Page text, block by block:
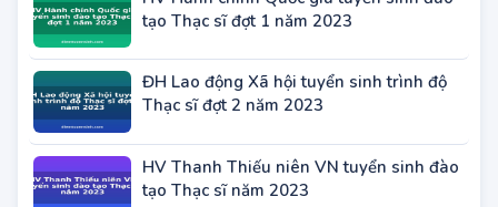
tạo Thạc sĩ đợt 1 năm 2023
ĐH Lao động Xã hội tuyển sinh trình độ
Thạc sĩ đợt 2 năm 2023
HV Thanh Thiếu niên VN tuyển sinh đào
tạo Thạc sĩ năm 2023